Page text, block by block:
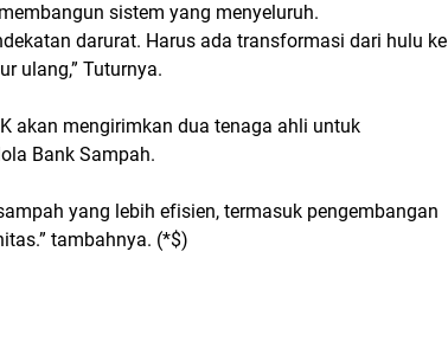
sistem yang menyeluruh.
darurat. Harus ada transformasi dari hulu ke
ulang,” Tuturnya.
akan mengirimkan dua tenaga ahli untuk
Bank Sampah.
yang lebih efisien, termasuk pengembangan
tambahnya. (*$)